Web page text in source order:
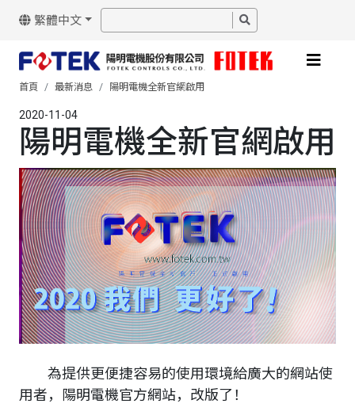
繁體中文
首頁 最新消息 陽明電機全新官網啟用
2020-11-04
陽明電機全新官網啟用
為提供更便捷容易的使用環境給廣大的網站使
用者，陽明電機官方網站，改版了！